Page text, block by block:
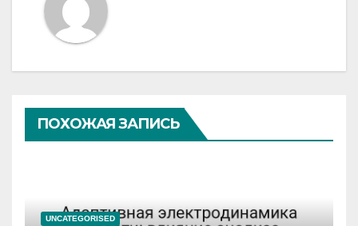
ПОХОЖАЯ ЗАПИСЬ
UNCATEGORISED